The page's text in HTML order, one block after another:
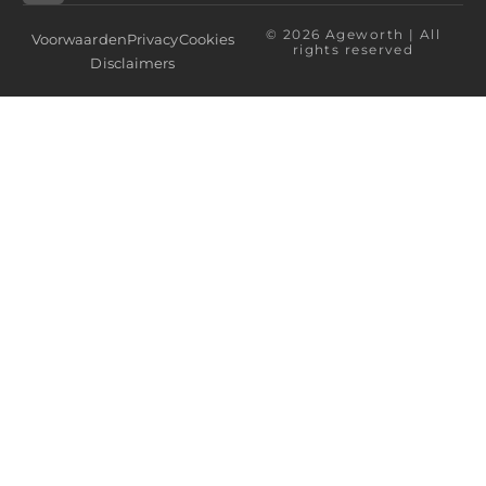
© 2026 Ageworth | All
rights reserved
VoorwaardenPrivacyCookies
Disclaimers